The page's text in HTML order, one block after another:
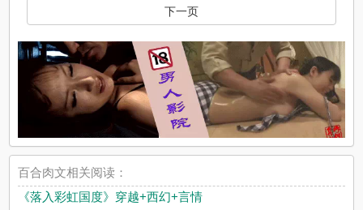
下一页
百合肉文相关阅读：
《落入彩虹国度》穿越+西幻+言情